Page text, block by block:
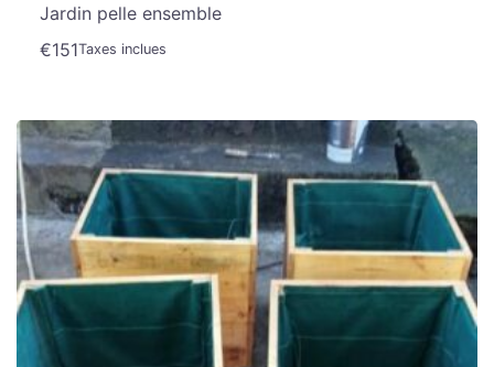
Jardin pelle ensemble
€151Taxes inclues